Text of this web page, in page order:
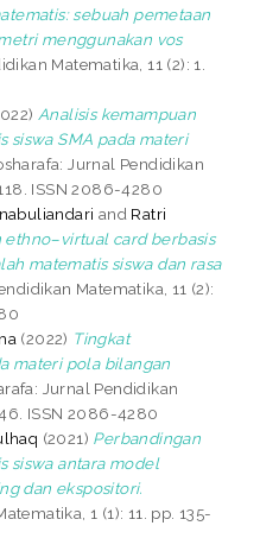
sebuah pemetaan
menggunakan vos
Matematika, 11 (2): 1.
Analisis kemampuan
siswa SMA pada materi
Jurnal Pendidikan
ISSN 2086-4280
and Ratri
ethno–virtual card berbasis
matematis siswa dan rasa
Matematika, 11 (2):
(2022) Tingkat
materi pola bilangan
Jurnal Pendidikan
ISSN 2086-4280
(2021) Perbandingan
siswa antara model
dan ekspositori.
1 (1): 11. pp. 135-